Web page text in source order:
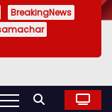
BreakingNews